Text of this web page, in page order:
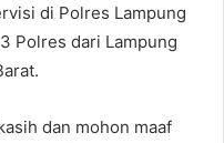
di Polres Lampung
Polres dari Lampung
dan mohon maaf